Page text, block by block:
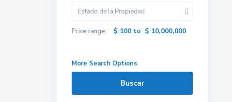
Estado de la Propiedad
Price range: $ 100 to $ 10,000,000
More Search Options
Buscar